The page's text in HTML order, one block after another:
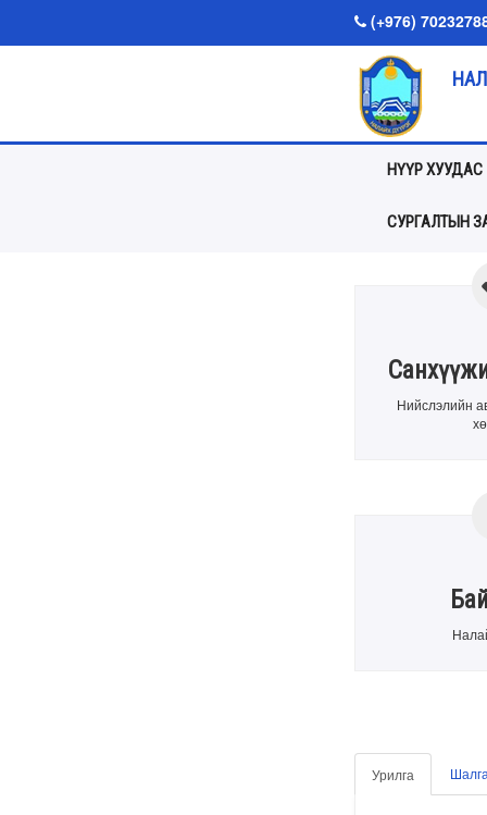
(+976)
НҮҮР ХУУДАС
СУРГАЛТЫН
Нийслэлийн
Урилга